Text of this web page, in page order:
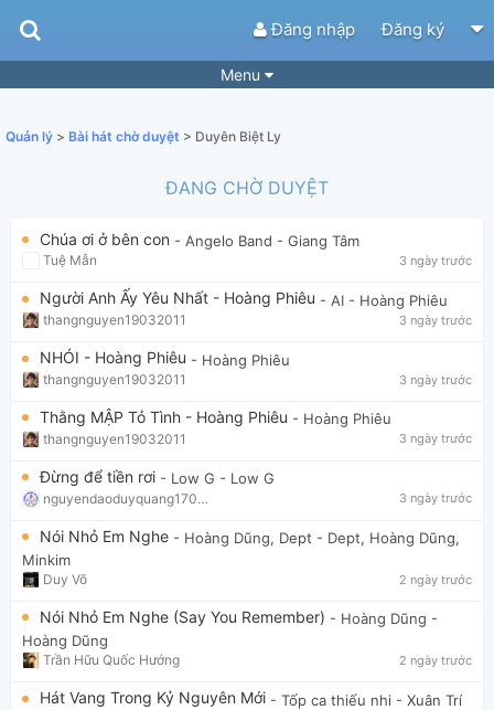
Đăng nhập Đăng ký
Menu
Tìm theo hợp âm Tải ứng dụng
Yêu cầu hợp âm
Khóa học
Tắt quảng cáo
Quản lý > Bài hát chờ duyệt > Duyên Biệt Ly
ĐANG CHỜ DUYỆT
Chúa ơi ở bên con - Angelo Band - Giang Tâm
Tuệ Mẫn 3 ngày trước
Người Anh Ấy Yêu Nhất - Hoàng Phiêu - AI - Hoàng Phiêu
thangnguyen19032011 3 ngày trước
NHÓI - Hoàng Phiêu - Hoàng Phiêu
thangnguyen19032011 3 ngày trước
Thằng MẬP Tỏ Tình - Hoàng Phiêu - Hoàng Phiêu
thangnguyen19032011 3 ngày trước
Đừng để tiền rơi - Low G - Low G
nguyendaoduyquang17021 3 ngày trước
Nói Nhỏ Em Nghe - Hoàng Dũng, Dept - Dept, Hoàng Dũng,
Minkim
Duy Võ 2 ngày trước
Nói Nhỏ Em Nghe (Say You Remember) - Hoàng Dũng -
Hoàng Dũng
Trần Hữu Quốc Hướng 2 ngày trước
Hát Vang Trong Kỷ Nguyên Mới - Tốp ca thiếu nhi - Xuân Trí